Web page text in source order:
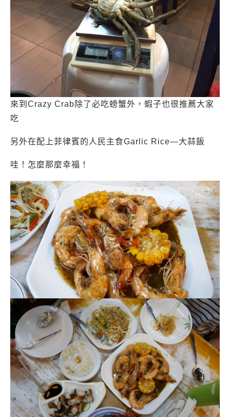
來到Crazy Crab除了必吃螃蟹外，蝦子也很推薦大家
吃
另外在配上菲律賓的人民主食Garlic Rice—大蒜飯
哇！怎麼那麼幸福！